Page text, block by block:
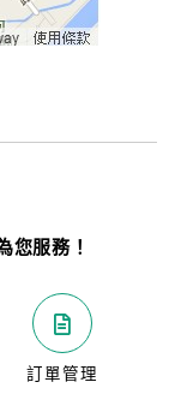
您服務！
訂單管理